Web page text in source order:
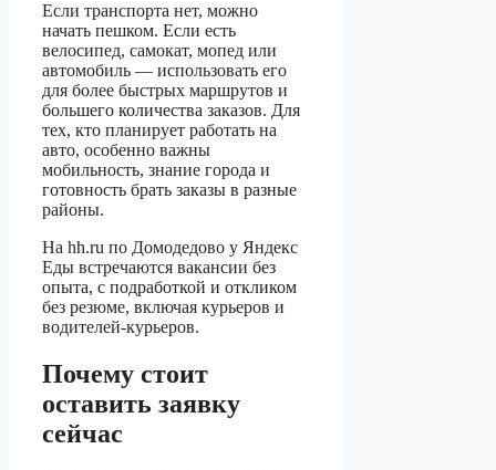
Если транспорта нет, можно
начать пешком. Если есть
велосипед, самокат, мопед или
автомобиль — использовать его
для более быстрых маршрутов и
большего количества заказов. Для
тех, кто планирует работать на
авто, особенно важны
мобильность, знание города и
готовность брать заказы в разные
районы.
На hh.ru по Домодедово у Яндекс
Еды встречаются вакансии без
опыта, с подработкой и откликом
без резюме, включая курьеров и
водителей-курьеров.
Почему стоит
оставить заявку
сейчас